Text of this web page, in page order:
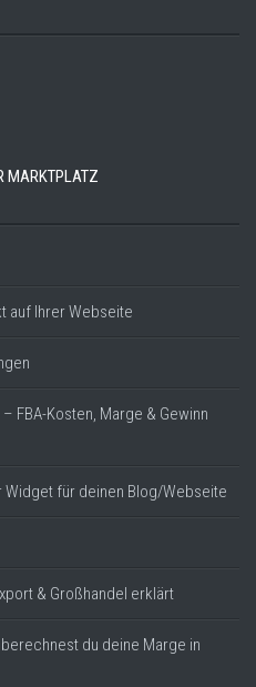
MARKTPLATZ
auf Ihrer Webseite
FBA-Kosten, Marge & Gewinn
Widget für deinen Blog/Webseite
& Großhandel erklärt
du deine Marge in